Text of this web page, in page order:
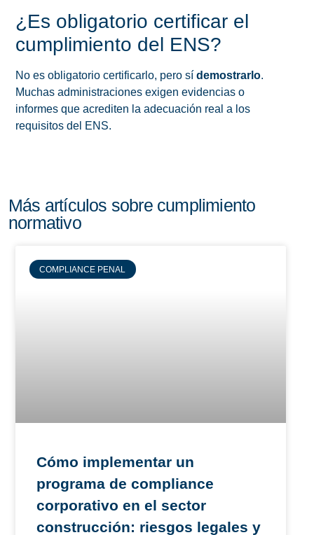
¿Es obligatorio certificar el
cumplimiento del ENS?
No es obligatorio certificarlo, pero sí demostrarlo.
Muchas administraciones exigen evidencias o
informes que acrediten la adecuación real a los
requisitos del ENS.
Más artículos sobre cumplimiento
normativo
COMPLIANCE PENAL
Cómo implementar un
programa de compliance
corporativo en el sector
construcción: riesgos legales y